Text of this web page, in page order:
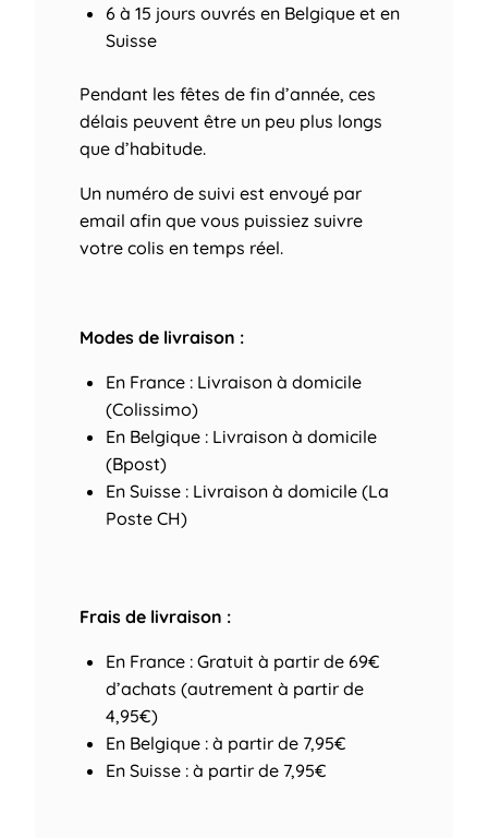
6 à 15 jours ouvrés en Belgique et en
Suisse
Pendant les fêtes de fin d’année, ces
délais peuvent être un peu plus longs
que d’habitude.
Un numéro de suivi est envoyé par
email afin que vous puissiez suivre
votre colis en temps réel.
Modes de livraison :
En France : Livraison à domicile
(Colissimo)
En Belgique : Livraison à domicile
(Bpost)
En Suisse : Livraison à domicile (La
Poste CH)
Frais de livraison :
En France : Gratuit à partir de 69€
d’achats (autrement à partir de
4,95€)
En Belgique : à partir de 7,95€
En Suisse : à partir de 7,95€